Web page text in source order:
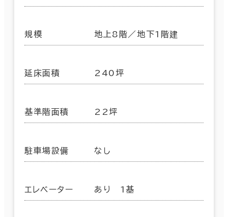
規模 地上8階／地下1階建
延床面積 240坪
基準階面積 22坪
駐車場設備 なし
エレベーター あり 1基